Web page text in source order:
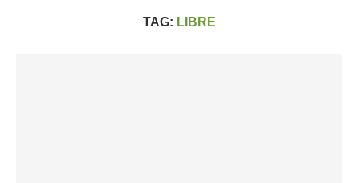
TAG: LIBRE